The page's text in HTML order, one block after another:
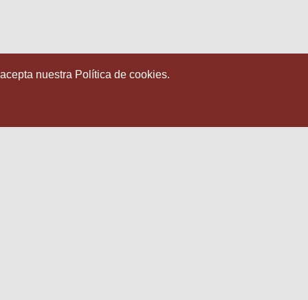
nuestra Política de cookies.